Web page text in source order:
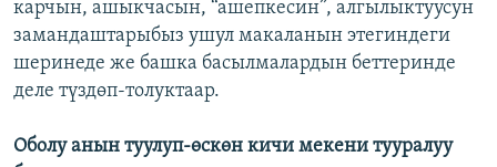
карчын, ашыкчасын, “ашепкесин”, алгылыктуусун
замандаштарыбыз ушул макаланын этегиндеги
шеринеде же башка басылмалардын беттеринде
деле түздөп-толуктаар.
Оболу анын туулуп-өскөн кичи мекени тууралуу